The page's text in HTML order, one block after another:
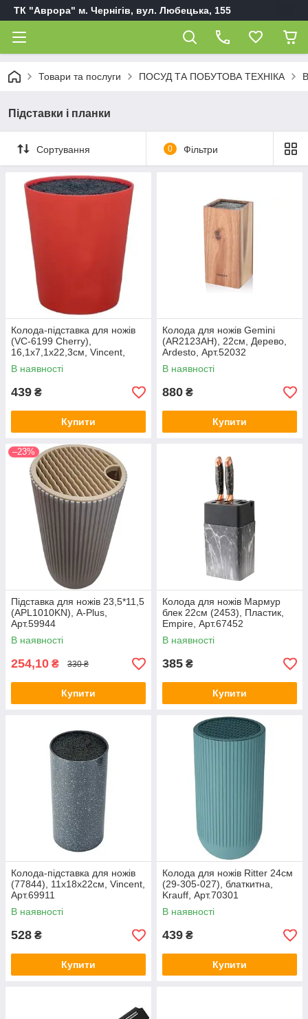
ТК "Аврора" м. Чернігів, вул. Любецька, 155
Товари та послуги ПОСУД ТА ПОБУТОВА ТЕХНІКА
Підставки і планки
Сортування 0 Фільтри
Колода-підставка для ножів
(VC-6199 Cherry),
16,1х7,1х22,3см, Vincent,
Арт.49312
В наявності
439 ₴
Купити
Колода для ножів Gemini
(AR2123AH), 22см, Дерево,
Ardesto, Арт.52032
В наявності
880 ₴
Купити
–23%
Підставка для ножів 23,5*11,5
(APL1010KN), A-Plus,
Арт.59944
В наявності
254,10 ₴ 330 ₴
Купити
Колода для ножів Мармур
блек 22см (2453), Пластик,
Empire, Арт.67452
В наявності
385 ₴
Купити
Колода-підставка для ножів
(77844), 11х18х22см, Vincent,
Арт.69911
В наявності
528 ₴
Купити
Колода для ножів Ritter 24см
(29-305-027), блаткитна,
Krauff, Арт.70301
В наявності
439 ₴
Купити